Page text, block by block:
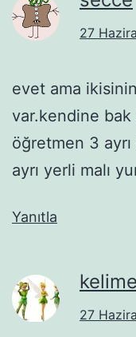
27
evet ama
var.kendine bak
öğretmen 3 ayrı
ayrı yerli malı
Yanıtla
27